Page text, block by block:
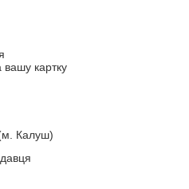
вашу картку
(м. Калуш)